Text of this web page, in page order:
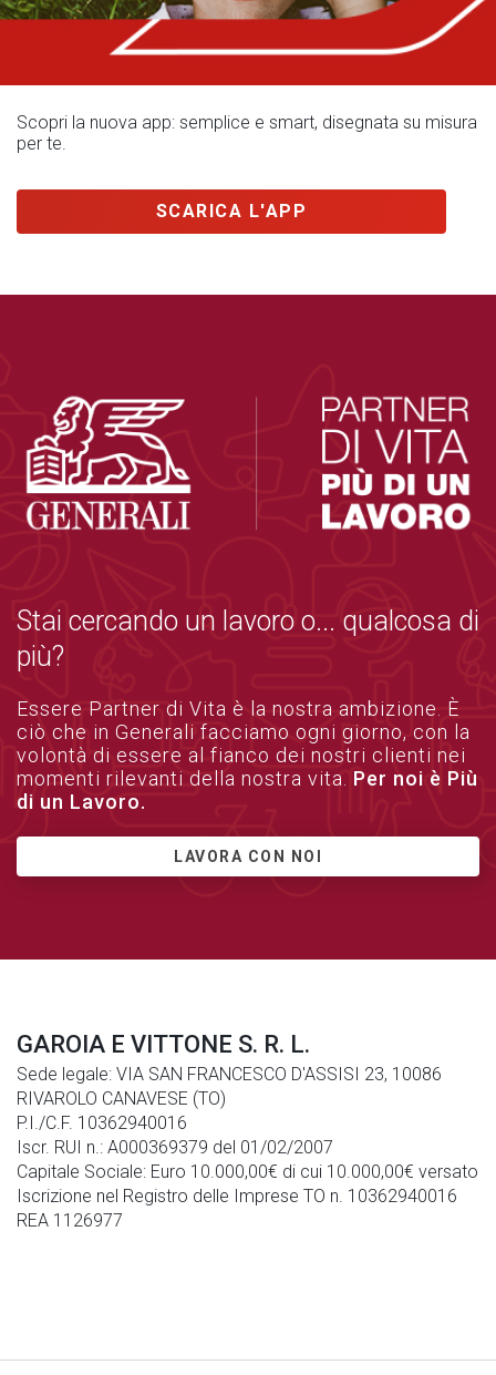
Scopri la nuova app: semplice e smart, disegnata su misura
per te.
SCARICA L'APP
Stai cercando un lavoro o... qualcosa di
più?
Essere Partner di Vita è la nostra ambizione. È
ciò che in Generali facciamo ogni giorno, con la
volontà di essere al fianco dei nostri clienti nei
momenti rilevanti della nostra vita. Per noi è Più
di un Lavoro.
LAVORA CON NOI
GAROIA E VITTONE S. R. L.
Sede legale: VIA SAN FRANCESCO D'ASSISI 23, 10086
RIVAROLO CANAVESE (TO)
P.I./C.F. 10362940016
Iscr. RUI n.: A000369379 del 01/02/2007
Capitale Sociale: Euro 10.000,00€ di cui 10.000,00€ versato
Iscrizione nel Registro delle Imprese TO n. 10362940016
REA 1126977